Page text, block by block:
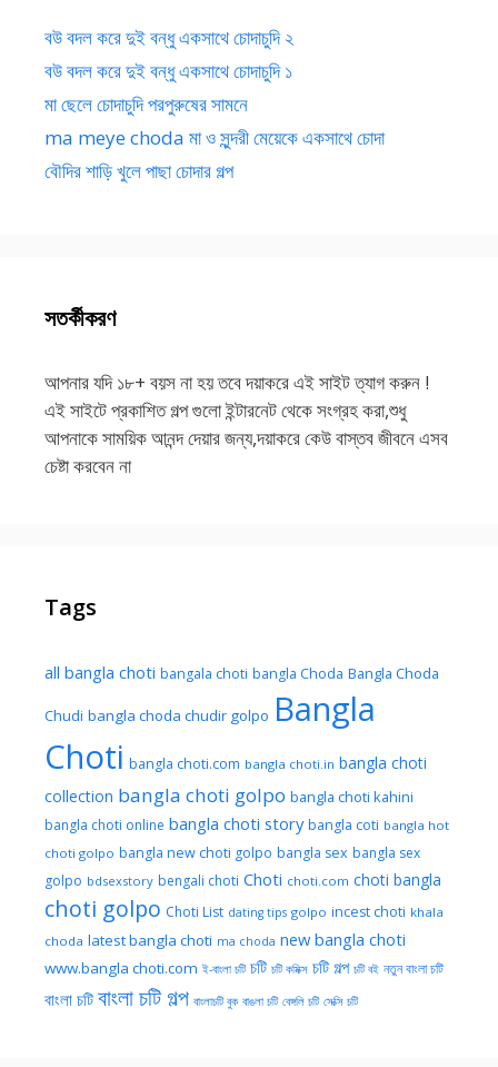
বউ বদল করে দুই বন্ধু একসাথে চোদাচুদি ২
বউ বদল করে দুই বন্ধু একসাথে চোদাচুদি ১
মা ছেলে চোদাচুদি পরপুরুষের সামনে
ma meye choda মা ও সুন্দরী মেয়েকে একসাথে চোদা
বৌদির শাড়ি খুলে পাছা চোদার গল্প
সতর্কীকরণ
আপনার যদি ১৮+ বয়স না হয় তবে দয়াকরে এই সাইট ত্যাগ করুন !
এই সাইটে প্রকাশিত গল্প গুলো ইন্টারনেট থেকে সংগ্রহ করা,শুধু
আপনাকে সাময়িক আনন্দ দেয়ার জন্য,দয়াকরে কেউ বাস্তব জীবনে এসব
চেষ্টা করবেন না
Tags
all bangla choti bangala choti bangla Choda Bangla Choda
Chudi bangla choda chudir golpo Bangla
Choti bangla choti.com bangla choti.in bangla choti
collection bangla choti golpo bangla choti kahini
bangla choti online bangla choti story bangla coti bangla hot
choti golpo bangla new choti golpo bangla sex bangla sex
golpo bdsexstory bengali choti Choti choti.com choti bangla
choti golpo Choti List dating tips golpo incest choti khala
choda latest bangla choti ma choda new bangla choti
www.bangla choti.com ই-বাংলা চটি চটি চটি কমিক্স চটি গল্প চটি বই নতুন বাংলা চটি
বাংলা চটি বাংলা চটি গল্প বাংলাচটি বুক বাঙলা চটি বেঙ্গলি চটি সেক্সি চটি